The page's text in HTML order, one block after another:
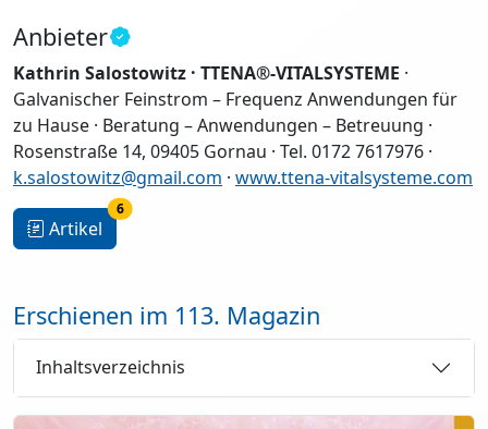
Anbieter
Kathrin Salostowitz · TTENA®-VITALSYSTEME ·
Galvanischer Feinstrom – Frequenz Anwendungen für
zu Hause · Beratung – Anwendungen – Betreuung ·
Rosenstraße 14, 09405 Gornau · Tel. 0172 7617976 ·
k.salostowitz@gmail.com · www.ttena-vitalsysteme.com
Artikel
6
Erschienen im 113. Magazin
Inhaltsverzeichnis